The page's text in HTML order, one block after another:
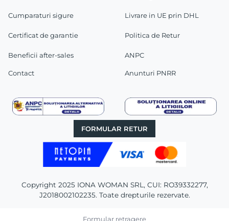
Cumparaturi sigure
Certificat de garantie
Beneficii after-sales
Contact
Livrare in UE prin DHL
Politica de Retur
ANPC
Anunturi PNRR
FORMULAR RETUR
Copyright 2025 IONA WOMAN SRL, CUI: RO39332277,
J2018002102235. Toate drepturile rezervate.
Formular retragere